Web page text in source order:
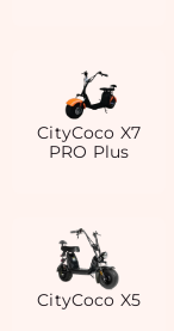
CityCoco X7
PRO Plus
CityCoco X5